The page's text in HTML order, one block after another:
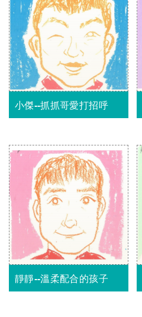
小傑--抓抓哥愛打招呼
靜靜--溫柔配合的孩子